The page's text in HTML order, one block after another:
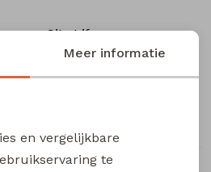
City Life
Dames Jurk
804844 Z10709
Meer informatie
en vergelijkbare
te